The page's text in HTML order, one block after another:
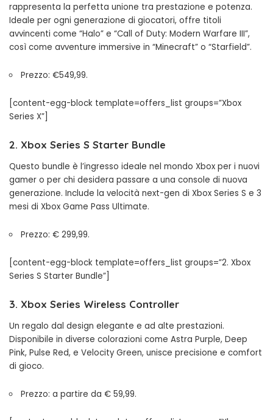
rappresenta la perfetta unione tra prestazione e potenza.
Ideale per ogni generazione di giocatori, offre titoli
avvincenti come “Halo” e “Call of Duty: Modern Warfare III”,
così come avventure immersive in “Minecraft” o “Starfield”.
Prezzo: €549,99.
[content-egg-block template=offers_list groups=”Xbox
Series X”]
2. Xbox Series S Starter Bundle
Questo bundle è l’ingresso ideale nel mondo Xbox per i nuovi
gamer o per chi desidera passare a una console di nuova
generazione. Include la velocità next-gen di Xbox Series S e 3
mesi di Xbox Game Pass Ultimate.
Prezzo: € 299,99.
[content-egg-block template=offers_list groups=”2. Xbox
Series S Starter Bundle”]
3. Xbox Series Wireless Controller
Un regalo dal design elegante e ad alte prestazioni.
Disponibile in diverse colorazioni come Astra Purple, Deep
Pink, Pulse Red, e Velocity Green, unisce precisione e comfort
di gioco.
Prezzo: a partire da € 59,99.